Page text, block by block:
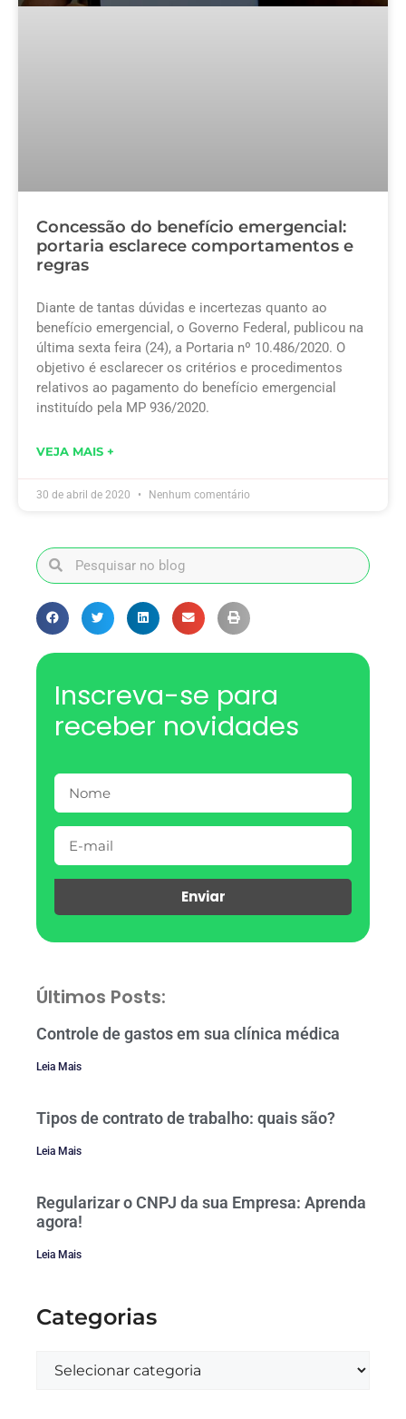
Concessão do benefício emergencial:
portaria esclarece comportamentos e
regras
Diante de tantas dúvidas e incertezas quanto ao
benefício emergencial, o Governo Federal, publicou na
última sexta feira (24), a Portaria nº 10.486/2020. O
objetivo é esclarecer os critérios e procedimentos
relativos ao pagamento do benefício emergencial
instituído pela MP 936/2020.
VEJA MAIS +
30 de abril de 2020 Nenhum comentário
Inscreva-se para
receber novidades
Enviar
Últimos Posts:
Controle de gastos em sua clínica médica
Leia Mais
Tipos de contrato de trabalho: quais são?
Leia Mais
Regularizar o CNPJ da sua Empresa: Aprenda
agora!
Leia Mais
Categorias